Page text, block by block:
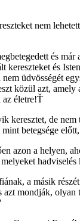
nem
és
kereszteket és
üdvösségét
közül azt,
az életre!Ť
keresztet, de
betegsége
azon a helyen,
hadviselés
a másik
azt mondják,